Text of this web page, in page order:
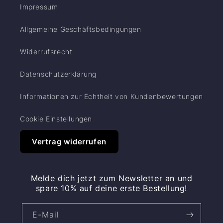
Impressum
Allgemeine Geschäftsbedingungen
Widerrufsrecht
Datenschutzerklärung
Informationen zur Echtheit von Kundenbewertungen
Cookie Einstellungen
Vertrag widerrufen
Melde dich jetzt zum Newsletter an und
spare 10% auf deine erste Bestellung!
E-Mail